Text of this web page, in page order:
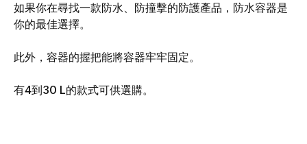
如果你在尋找一款防水、防撞擊的防護產品，防水容器是
你的最佳選擇。
此外，容器的握把能將容器牢牢固定。
有4到30 L的款式可供選購。